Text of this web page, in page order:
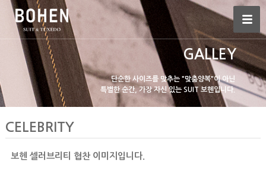
GALLEY
단순한 사이즈를 맞추는 "맞춤양복"이 아닌
특별한 순간, 가장 자신 있는 SUIT 보헨입니다.
CELEBRITY
보헨 셀러브리티 협찬 이미지입니다.